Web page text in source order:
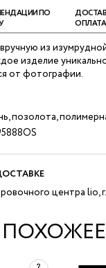
ПО
ОПЛАТА
из
изделие
от фотографии.
позолота,
центра lio,
ПОХОЖЕЕ